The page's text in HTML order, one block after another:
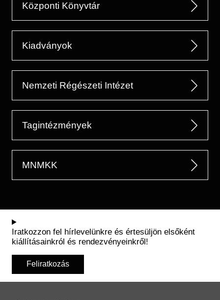
Központi Könyvtár
Kiadványok
Nemzeti Régészeti Intézet
Tagintézmények
MNMKK
Iratkozzon fel hírlevelünkre és értesüljön elsőként
kiállításainkról és rendezvényeinkről!
Feliratkozás